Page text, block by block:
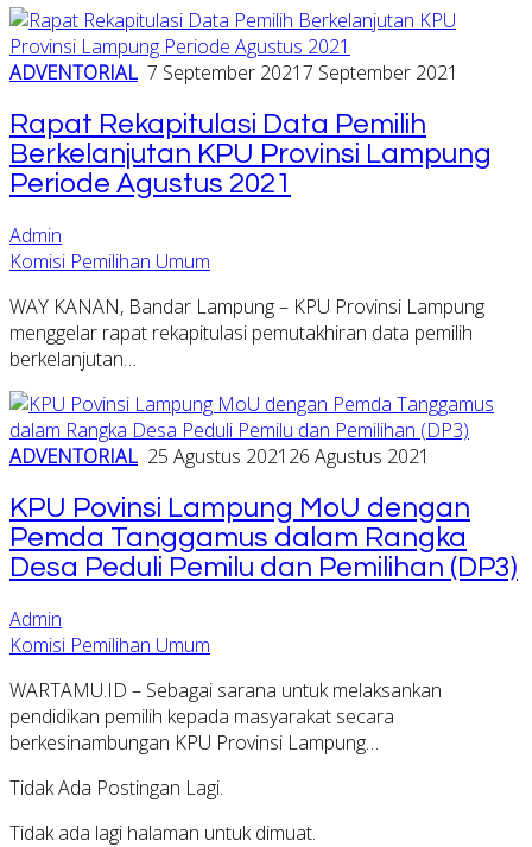
ADVENTORIAL 7 September 20217 September 2021
Rapat Rekapitulasi Data Pemilih
Berkelanjutan KPU Provinsi Lampung
Periode Agustus 2021
Admin
Komisi Pemilihan Umum
WAY KANAN, Bandar Lampung – KPU Provinsi Lampung
menggelar rapat rekapitulasi pemutakhiran data pemilih
berkelanjutan…
ADVENTORIAL 25 Agustus 2021 26 Agustus 2021
KPU Povinsi Lampung MoU dengan
Pemda Tanggamus dalam Rangka
Desa Peduli Pemilu dan Pemilihan (DP3)
Admin
Komisi Pemilihan Umum
WARTAMU.ID – Sebagai sarana untuk melaksankan
pendidikan pemilih kepada masyarakat secara
berkesinambungan KPU Provinsi Lampung…
Tidak Ada Postingan Lagi.
Tidak ada lagi halaman untuk dimuat.